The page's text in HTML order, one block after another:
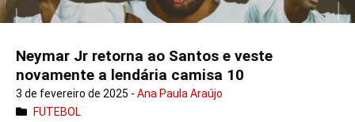
Neymar Jr retorna ao Santos e veste
novamente a lendária camisa 10
3 de fevereiro de 2025 - Ana Paula Araújo
FUTEBOL